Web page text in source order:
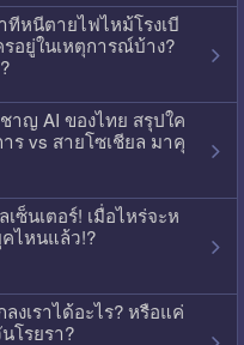
หนีตายไฟไหม้โรงเบี
อยู่ในเหตุการณ์บ้าง?
าญ AI ของไทย สรุปใค
ร vs สายโซเชียล มาคุ
ซ็นเตอร์! เมื่อไหร่จะห
ไหนแล้ว!?
งเราได้อะไร? หรือแค่
โรยรา?